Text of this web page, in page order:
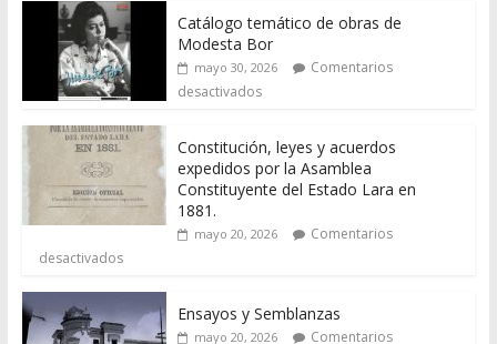
Catálogo temático de obras de
Modesta Bor
mayo 30, 2026
Comentarios
desactivados
Constitución, leyes y acuerdos
expedidos por la Asamblea
Constituyente del Estado Lara en
1881.
mayo 20, 2026
Comentarios
desactivados
Ensayos y Semblanzas
mayo 20, 2026
Comentarios